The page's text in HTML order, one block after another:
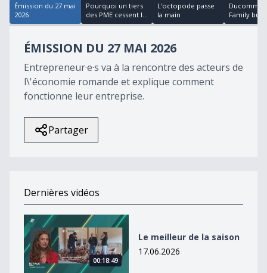
Émission du 27 mai
2026
Pourquoi un tiers
des PME cessent l...
L'octopode passe
la main
Family
ÉMISSION DU 27 MAI 2026
Entrepreneur·e·s va à la rencontre des acteurs de
l\'économie romande et explique comment
fonctionne leur entreprise.
Partager
Dernières vidéos
Le meilleur de la saison
00:18:49
Le meilleur de la saison
17.06.2026